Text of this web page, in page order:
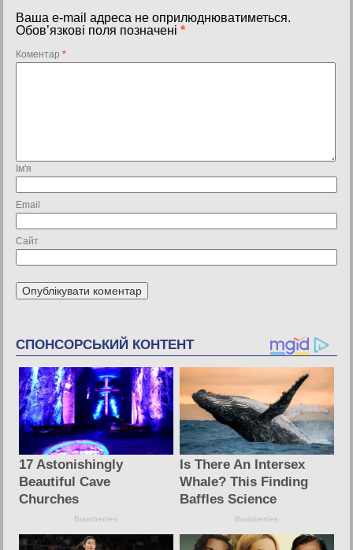
Ваша e-mail адреса не оприлюднюватиметься.
Обов’язкові поля позначені *
Коментар *
Ім'я
Email
Сайт